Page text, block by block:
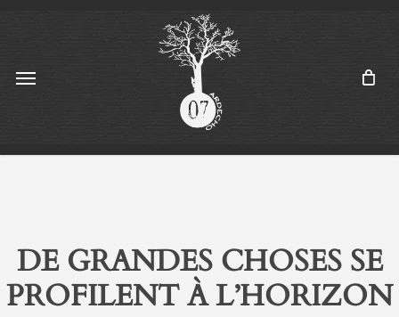
Menu
DE GRANDES CHOSES SE
PROFILENT À L’HORIZON